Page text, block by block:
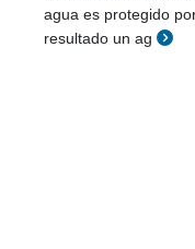
agua es protegido
resultado un ag